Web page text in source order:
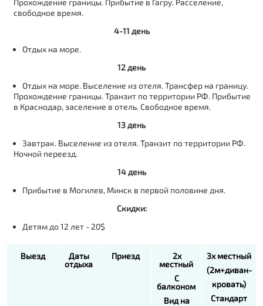
Прохождение границы. Прибытие в Гагру. Расселение,
свободное время.
4-11 день
Отдых на море.
12 день
Отдых на море. Выселение из отеля. Трансфер на границу.
Прохождение границы. Транзит по территории РФ. Прибытие
в Краснодар, заселение в отель. Свободное время.
13 день
Завтрак. Выселение из отеля. Транзит по территории РФ.
Ночной переезд.
14 день
Прибытие в Могилев, Минск в первой половине дня.
Скидки:
Детям до 12 лет - 20$
Выезд
Даты
отдыха
Приезд
2х
местный
С
балконом
Вид на
3х местный
(2м+диван-
кровать)
Стандарт